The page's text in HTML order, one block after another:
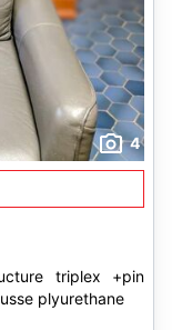
4
triplex +pin
plyurethane